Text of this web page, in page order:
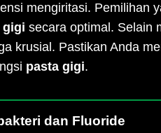
mengiritasi. Pemilihan
gigi secara optimal. Selain
krusial. Pastikan Anda
pasta gigi.
dan Fluoride